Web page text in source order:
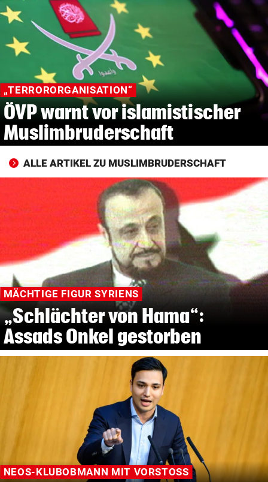
© Krone Multimedia GmbH & Co KG 2026
Muthgasse 2, 1190 Wien
„TERRORORGANISATION“
ÖVP warnt vor islamistischer
Muslimbruderschaft
ALLE ARTIKEL ZU MUSLIMBRUDERSCHAFT
MÄCHTIGE FIGUR SYRIENS
„Schlächter von Hama“:
Assads Onkel gestorben
NEOS-KLUBOBMANN MIT VORSTOSS